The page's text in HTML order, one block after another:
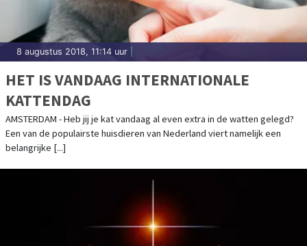
8 augustus 2018, 11:14 uur
HET IS VANDAAG INTERNATIONALE
KATTENDAG
AMSTERDAM - Heb jij je kat vandaag al even extra in de watten gelegd?
Een van de populairste huisdieren van Nederland viert namelijk een
belangrijke [...]